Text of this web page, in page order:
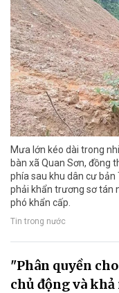
Mưa lớn kéo dài trong
bàn xã Quan Sơn, đồng
phía sau khu dân cư
phải khẩn trương sơ tán
phó khẩn cấp.
Tin trong nước
"Phân quyền
chủ động và